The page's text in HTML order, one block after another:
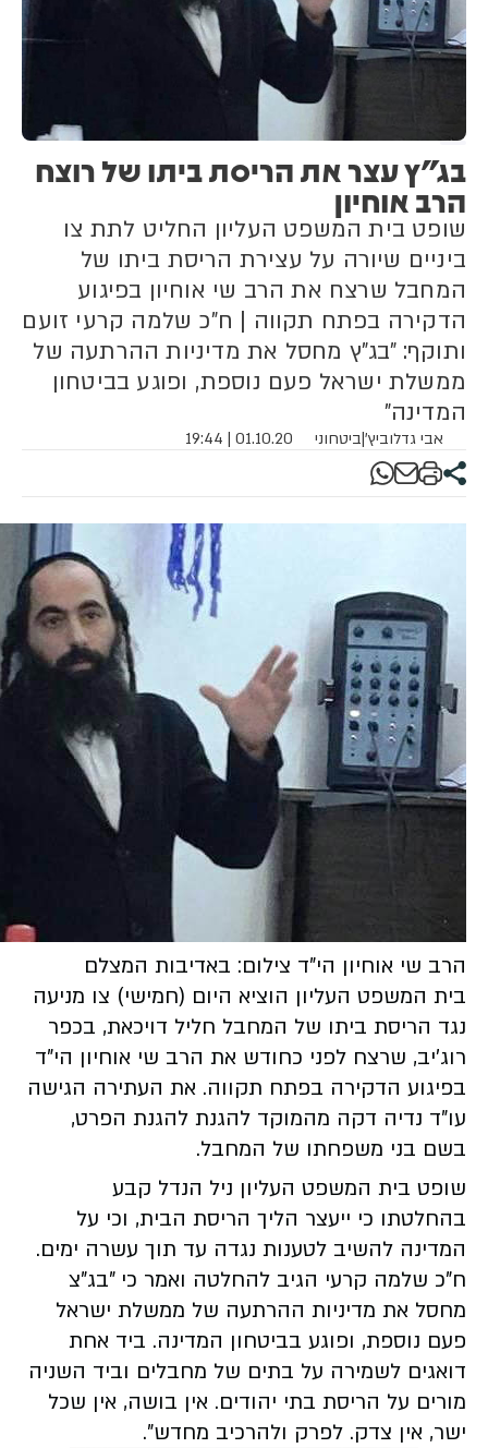
בג"ץ עצר את הריסת ביתו של רוצח
הרב אוחיון
שופט בית המשפט העליון החליט לתת צו
ביניים שיורה על עצירת הריסת ביתו של
המחבל שרצח את הרב שי אוחיון בפיגוע
הדקירה בפתח תקווה | ח"כ שלמה קרעי זועם
ותוקף: "בג"ץ מחסל את מדיניות ההרתעה של
ממשלת ישראל פעם נוספת, ופוגע בביטחון
המדינה"
אבי גדלוביץ'|ביטחוני 01.10.20 | 19:44
הרב שי אוחיון הי"ד צילום: באדיבות המצלם
בית המשפט העליון הוציא היום (חמישי) צו מניעה
נגד הריסת ביתו של המחבל חליל דויכאת, בכפר
רוג'יב, שרצח לפני כחודש את הרב שי אוחיון הי"ד
בפיגוע הדקירה בפתח תקווה. את העתירה הגישה
עו"ד נדיה דקה מהמוקד להגנת להגנת הפרט,
בשם בני משפחתו של המחבל.
שופט בית המשפט העליון ניל הנדל קבע
בהחלטתו כי ייעצר הליך הריסת הבית, וכי על
המדינה להשיב לטענות נגדה עד תוך עשרה ימים.
ח"כ שלמה קרעי הגיב להחלטה ואמר כי "בג"צ
מחסל את מדיניות ההרתעה של ממשלת ישראל
פעם נוספת, ופוגע בביטחון המדינה. ביד אחת
דואגים לשמירה על בתים של מחבלים וביד השניה
מורים על הריסת בתי יהודים. אין בושה, אין שכל
ישר, אין צדק. לפרק ולהרכיב מחדש".